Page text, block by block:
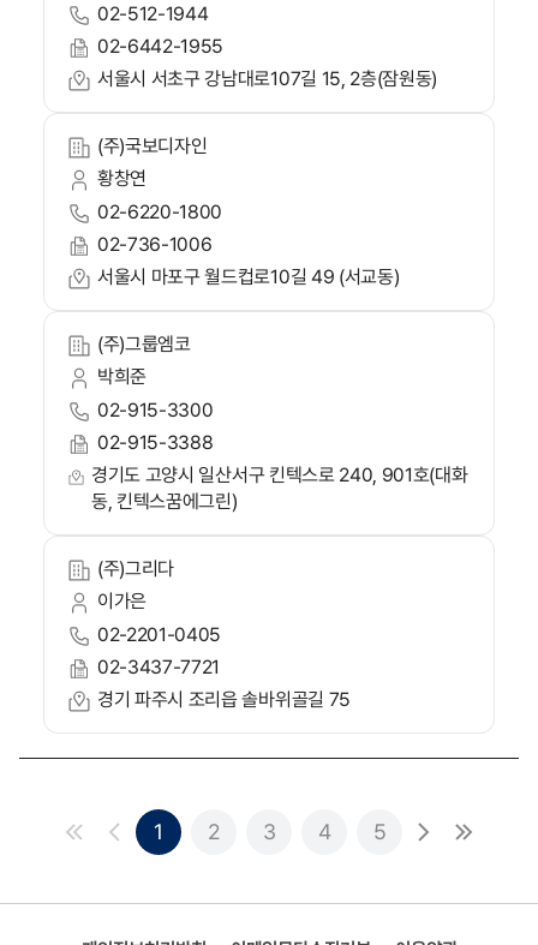
02-512-1944
02-6442-1955
서울시 서초구 강남대로107길 15, 2층(잠원동)
(주)국보디자인
황창연
02-6220-1800
02-736-1006
서울시 마포구 월드컵로10길 49 (서교동)
(주)그룹엠코
박희준
02-915-3300
02-915-3388
경기도 고양시 일산서구 킨텍스로 240, 901호(대화
동, 킨텍스꿈에그린)
(주)그리다
이가은
02-2201-0405
02-3437-7721
경기 파주시 조리읍 솔바위골길 75
1 2 3 4 5